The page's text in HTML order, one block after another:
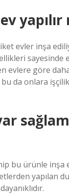
yapılır
evler inşa
sayesinde
evlere göre
da onlara
bu ürünle inşa
yapılan